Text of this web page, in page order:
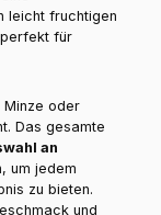
leicht fruchtigen
für
Minze oder
Das gesamte
an
um jedem
zu bieten.
und